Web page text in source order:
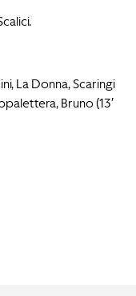
La Donna, Scaringi
Bruno (13′